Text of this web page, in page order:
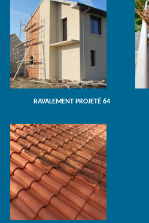
RAVALEMENT PROJETÉ 64